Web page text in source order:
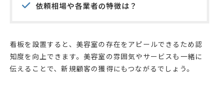
依頼相場や各業者の特徴は？
看板を設置すると、美容室の存在をアピールできるため認
知度を向上できます。美容室の雰囲気やサービスも一緒に
伝えることで、新規顧客の獲得にもつながるでしょう。